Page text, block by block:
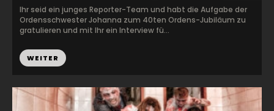
Ihr seid ein junges Reporter-Team und habt die Aufgabe der
Ordensschwester Johanna zum 40ten Ordens-Jubiläum zu
gratulieren und mit Ihr ein Interview fü...
WEITER